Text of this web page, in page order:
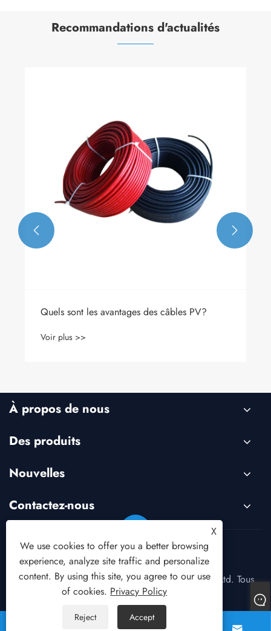
Recommandations d'actualités
Quels sont les avantages des câbles PV?
Voir plus >>
 
À propos de nous
Des produits
Nouvelles
Contactez-nous
Links Sitemap RSS XML
Privacy Policy
Copyright © 2023 Zhejiang Sowell Electric Co., Ltd. Tous
droits réservés.
X
We use cookies to offer you a better browsing
experience, analyze site traffic and personalize
content. By using this site, you agree to our use
of cookies. Privacy Policy
Reject Accept